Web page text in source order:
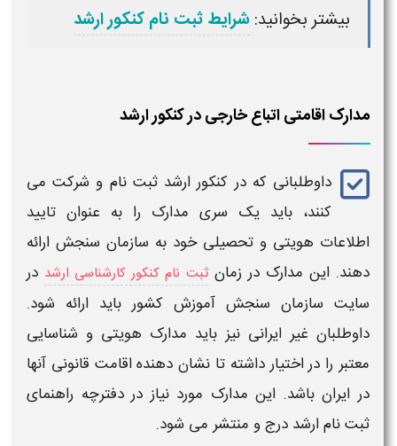
بیشتر بخوانید:شرایط ثبت نام کنکور ارشد
مدارک اقامتی اتباع خارجی در کنکور ارشد
داوطلبانی که در کنکور ارشدثبت نام و شرکت می
کنند، باید یک سری مدارک را به عنوان تایید
اطلاعات هویتی و تحصیلی خود به سازمان سنجش ارائه
دهند. این مدارک در زمانثبت نام کنکور کارشناسی ارشد در
سایت سازمان سنجش آموزش کشور باید ارائه شود.
داوطلبان غیر ایرانی نیز باید مدارک هویتی و شناسایی
معتبر را در اختیار داشته تا نشان دهنده اقامت قانونی آنها
در ایران باشد. این مدارک مورد نیاز در دفترچه راهنمای
ثبت نامارشد درج و منتشر می شود.